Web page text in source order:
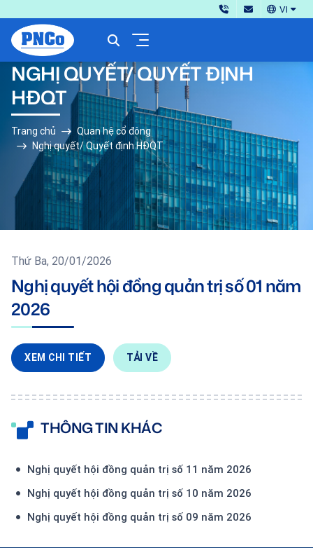
VI
NGHỊ QUYẾT/ QUYẾT ĐỊNH
HĐQT
Trang chủ
Quan hệ cổ đông
Nghị quyết/ Quyết định HĐQT
Thứ Ba, 20/01/2026
Nghị quyết hội đồng quản trị số 01 năm
2026
XEM CHI TIẾT TẢI VỀ
THÔNG TIN KHÁC
Nghị quyết hội đồng quản trị số 11 năm 2026
Nghị quyết hội đồng quản trị số 10 năm 2026
Nghị quyết hội đồng quản trị số 09 năm 2026